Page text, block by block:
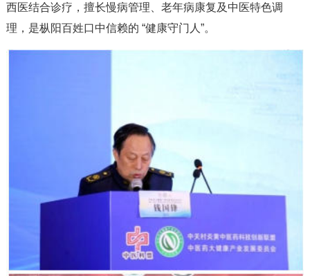
西医结合诊疗，擅长慢病管理、老年病康复及中医特色调
理，是枞阳百姓口中信赖的 “健康守门人”。